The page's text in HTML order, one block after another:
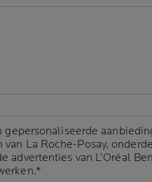
We weten dat jouw
van vertrouwen is. Daarom
goed verdragen worden en
huid. We willen ook
gebruiken en je alle
juiste beslissing te nemen
samengewerkt met L'Oréal
cosmetische ingrediënten
gepersonaliseerde
La Roche-Posay,
advertenties van L’Oréal
gepersonaliseerde
La Roche-Posay,
advertenties van L’Oréal